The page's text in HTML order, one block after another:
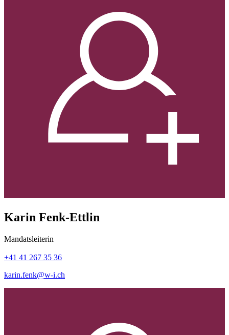
Karin Fenk-Ettlin
Mandatsleiterin
+41 41 267 35 36
karin.fenk@w-i.ch